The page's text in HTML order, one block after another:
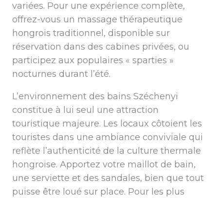
variées. Pour une expérience complète,
offrez-vous un massage thérapeutique
hongrois traditionnel, disponible sur
réservation dans des cabines privées, ou
participez aux populaires « sparties »
nocturnes durant l’été.
L’environnement des bains Széchenyi
constitue à lui seul une attraction
touristique majeure. Les locaux côtoient les
touristes dans une ambiance conviviale qui
reflète l’authenticité de la culture thermale
hongroise. Apportez votre maillot de bain,
une serviette et des sandales, bien que tout
puisse être loué sur place. Pour les plus